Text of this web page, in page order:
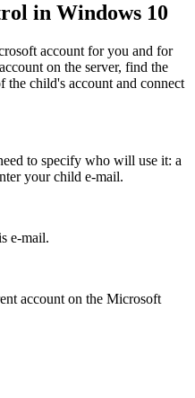
in Windows 10
account for you and for
on the server, find the
child's account and connect
to specify who will use it: a
your child e-mail.
e-mail.
account on the Microsoft